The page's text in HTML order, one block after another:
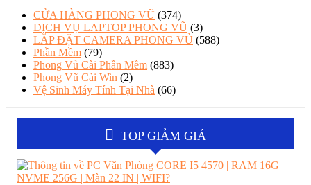
CỬA HÀNG PHONG VŨ (374)
DỊCH VỤ LAPTOP PHONG VŨ (3)
LẮP ĐẶT CAMERA PHONG VỦ (588)
Phần Mềm (79)
Phong Vủ Cài Phần Mềm (883)
Phong Vũ Cài Win (2)
Vệ Sinh Máy Tính Tại Nhà (66)
TOP GIẢM GIÁ